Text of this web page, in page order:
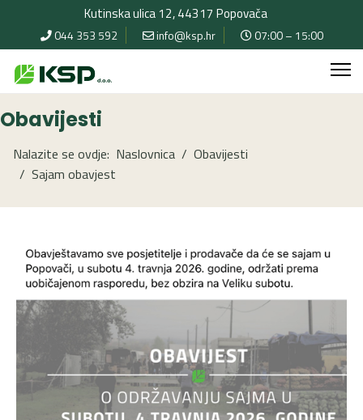
Kutinska ulica 12, 44317 Popovača
044 353 592 info@ksp.hr 07:00 – 15:00
Obavijesti
Nalazite se ovdje: Naslovnica
Obavijesti
Sajam obavjest